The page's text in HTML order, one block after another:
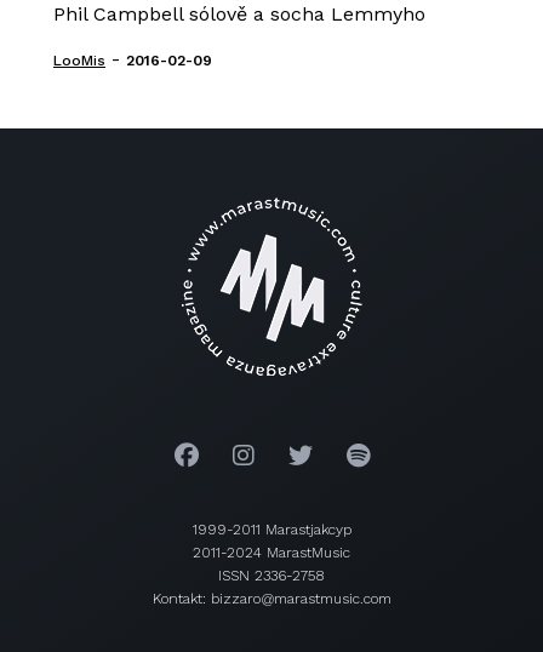
Phil Campbell sólově a socha Lemmyho
LooMis - 2016-02-09
1999-2011 Marastjakcyp
2011-2024 MarastMusic
ISSN 2336-2758
Kontakt: bizzaro@marastmusic.com